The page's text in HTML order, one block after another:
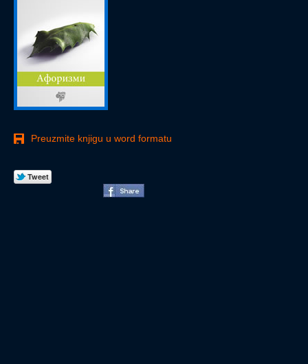
Preuzmite knjigu u word formatu